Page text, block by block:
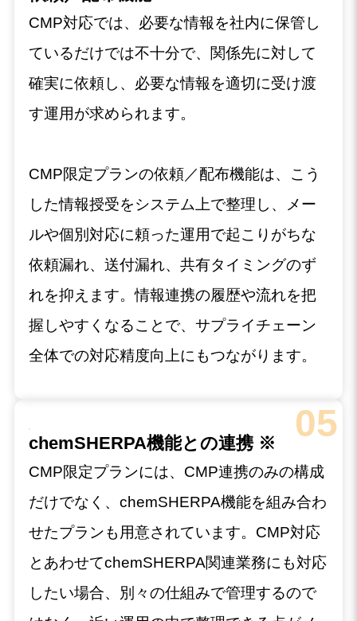
CMP対応では、必要な情報を社内に保管し
ているだけでは不十分で、関係先に対して
確実に依頼し、必要な情報を適切に受け渡
す運用が求められます。
CMP限定プランの依頼／配布機能は、こう
した情報授受をシステム上で整理し、メー
ルや個別対応に頼った運用で起こりがちな
依頼漏れ、送付漏れ、共有タイミングのず
れを抑えます。情報連携の履歴や流れを把
握しやすくなることで、サプライチェーン
全体での対応精度向上にもつながります。
05
chemSHERPA機能との連携 ※
CMP限定プランには、CMP連携のみの構成
だけでなく、chemSHERPA機能を組み合わ
せたプランも用意されています。CMP対応
とあわせてchemSHERPA関連業務にも対応
したい場合、別々の仕組みで管理するので